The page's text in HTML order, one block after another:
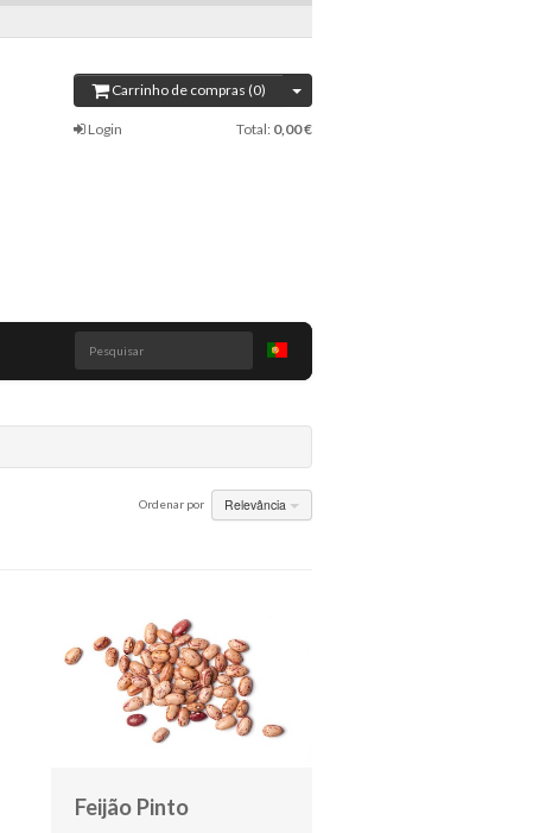
Carrinho de compras (0)
Login Total: 0,00 €
Pesquisar
Ordenar por Relevância
Feijão Pinto